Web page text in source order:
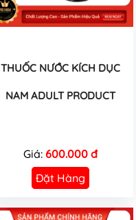
THUỐC NƯỚC KÍCH DỤC
NAM ADULT PRODUCT
Giá: 600.000 đ
Đặt Hàng